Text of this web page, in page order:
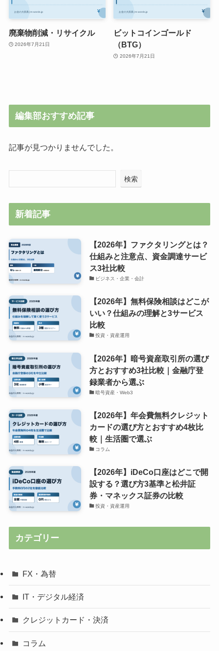
廃棄物削減・リサイクル
2026年7月21日
ビットコインゴールド
（BTG）
2026年7月21日
編集部おすすめ記事
記事が見つかりませんでした。
検索
新着記事
【2026年】ファクタリングとは？
仕組みと注意点、資金調達サービ
ス3社比較
ビジネス・企業・会計
【2026年】無料保険相談はどこが
いい？仕組みの理解と3サービス
比較
投資・資産運用
【2026年】暗号資産取引所の選び
方とおすすめ3社比較｜金融庁登
録業者から選ぶ
暗号資産・Web3
【2026年】年会費無料クレジット
カードの選び方とおすすめ4枚比
較｜生活圏で選ぶ
コラム
【2026年】iDeCo口座はどこで開
設する？選び方3基準と松井証
券・マネックス証券の比較
投資・資産運用
カテゴリー
FX・為替
IT・デジタル経済
クレジットカード・決済
コラム